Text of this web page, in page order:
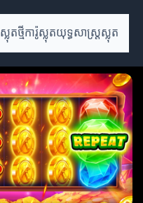
ស្លុតថ្មីការ៉ូស្លុតយុទ្ធសាស្ត្រស្លុត